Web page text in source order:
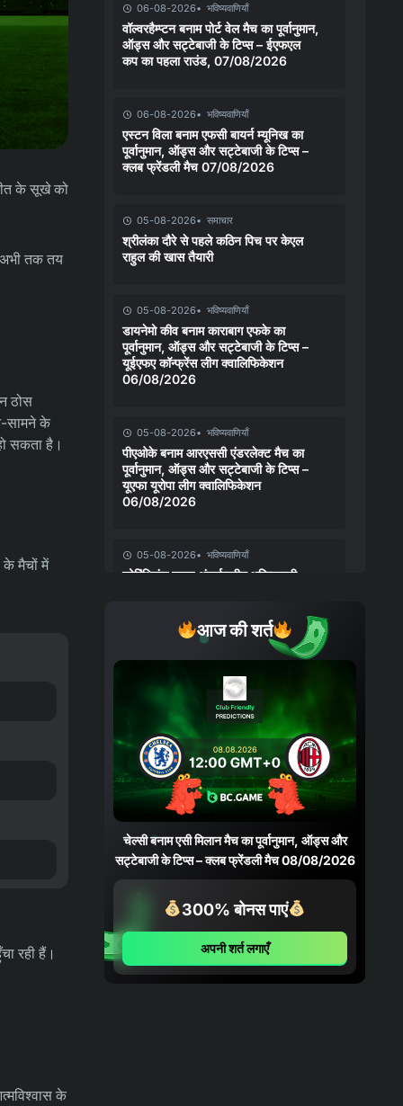
के सूखे को
अभी तक तय
ठोस
सामने के
सकता है।
के मैचों में
रही हैं।
के
06-08-2026 भविष्यवाणियाँ
वॉल्वरहैम्प्टन बनाम पोर्ट वेल मैच का पूर्वानुमान,
ऑड्स और सट्टेबाजी के टिप्स – ईएफएल
कप का पहला राउंड, 07/08/2026
06-08-2026 भविष्यवाणियाँ
एस्टन विला बनाम एफसी बायर्न म्यूनिख का
पूर्वानुमान, ऑड्स और सट्टेबाजी के टिप्स –
क्लब फ्रेंडली मैच 07/08/2026
05-08-2026 समाचार
श्रीलंका दौरे से पहले कठिन पिच पर केएल
राहुल की खास तैयारी
05-08-2026 भविष्यवाणियाँ
डायनेमो कीव बनाम काराबाग एफके का
पूर्वानुमान, ऑड्स और सट्टेबाजी के टिप्स –
यूईएफए कॉन्फ्रेंस लीग क्वालिफिकेशन
06/08/2026
05-08-2026 भविष्यवाणियाँ
पीएओके बनाम आरएससी एंडरलेक्ट मैच का
पूर्वानुमान, ऑड्स और सट्टेबाजी के टिप्स –
यूएफा यूरोपा लीग क्वालिफिकेशन
06/08/2026
05-08-2026 भविष्यवाणियाँ
कोरिंथियंस बनाम अंतर्राष्ट्रीय भविष्यवाणी,
04-08-2026 भविष्यवाणियाँ
चेल्सी बनाम जुवेंटस मैच का पूर्वानुमान, ऑड्स
और सट्टेबाजी के टिप्स – क्लब फ्रेंडली मैच
05/08/2026
04-08-2026 भविष्यवाणियाँ
फ़ोर्टालेज़ा बनाम पाल्मेरास भविष्यवाणी,
संभावनाएँ और सट्टेबाजी युक्तियाँ – कोपा
बेटानो डो ब्रासील 06/08/2026
भविष्यवाणियाँ
संभावनाएँ और सट्टेबाजी युक्तियाँ – कोपा
बेटानो डो ब्रासील 05/08/2026
03-08-2026 समाचार
आज की शर्त
चेल्सी बनाम एसी मिलान मैच का पूर्वानुमान, ऑड्स और
सट्टेबाजी के टिप्स – क्लब फ्रेंडली मैच 08/08/2026
300% बोनस पाएं
अपनी शर्त लगाएँ